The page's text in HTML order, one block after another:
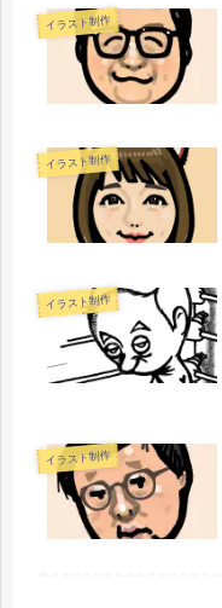
イラスト制作
イラスト制作
イラスト制作
イラスト制作